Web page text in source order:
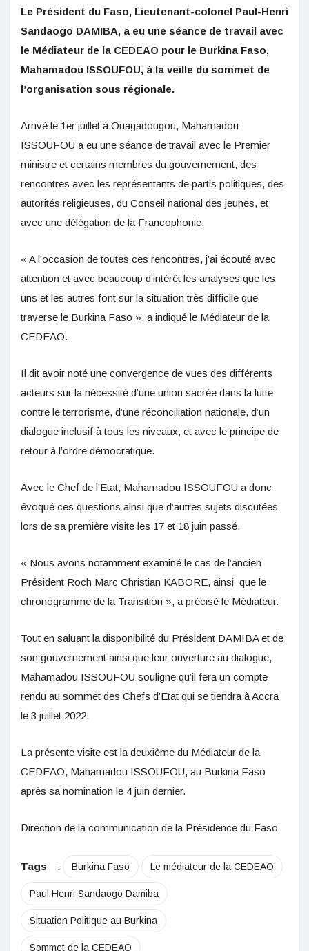
Le Président du Faso, Lieutenant-colonel Paul-Henri
Sandaogo DAMIBA, a eu une séance de travail avec
le Médiateur de la CEDEAO pour le Burkina Faso,
Mahamadou ISSOUFOU, à la veille du sommet de
l’organisation sous régionale.
Arrivé le 1er juillet à Ouagadougou, Mahamadou
ISSOUFOU a eu une séance de travail avec le Premier
ministre et certains membres du gouvernement, des
rencontres avec les représentants de partis politiques, des
autorités religieuses, du Conseil national des jeunes, et
avec une délégation de la Francophonie.
« A l’occasion de toutes ces rencontres, j’ai écouté avec
attention et avec beaucoup d’intérêt les analyses que les
uns et les autres font sur la situation très difficile que
traverse le Burkina Faso », a indiqué le Médiateur de la
CEDEAO.
Il dit avoir noté une convergence de vues des différents
acteurs sur la nécessité d’une union sacrée dans la lutte
contre le terrorisme, d’une réconciliation nationale, d’un
dialogue inclusif à tous les niveaux, et avec le principe de
retour à l’ordre démocratique.
Avec le Chef de l’Etat, Mahamadou ISSOUFOU a donc
évoqué ces questions ainsi que d’autres sujets discutées
lors de sa première visite les 17 et 18 juin passé.
« Nous avons notamment examiné le cas de l’ancien
Président Roch Marc Christian KABORE, ainsi que le
chronogramme de la Transition », a précisé le Médiateur.
Tout en saluant la disponibilité du Président DAMIBA et de
son gouvernement ainsi que leur ouverture au dialogue,
Mahamadou ISSOUFOU souligne qu’il fera un compte
rendu au sommet des Chefs d’Etat qui se tiendra à Accra
le 3 juillet 2022.
La présente visite est la deuxième du Médiateur de la
CEDEAO, Mahamadou ISSOUFOU, au Burkina Faso
après sa nomination le 4 juin dernier.
Direction de la communication de la Présidence du Faso
Tags : Burkina Faso Le médiateur de la CEDEAO
Paul Henri Sandaogo Damiba
Situation Politique au Burkina
Sommet de la CEDEAO